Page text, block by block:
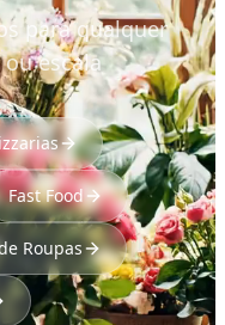
para qualquer
escala
Fast Food
Roupas